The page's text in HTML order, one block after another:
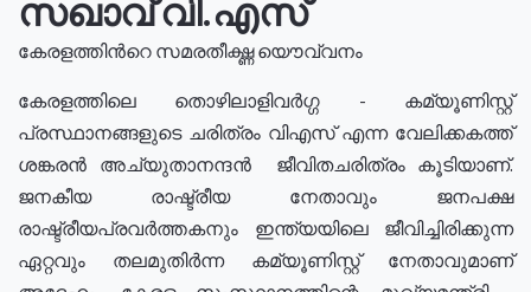
സഖാവ് വി.എസ്
കേരളത്തിൻറെ സമരതീക്ഷ്ണ യൌവ്വനം
കേരളത്തിലെ തൊഴിലാളിവർഗ്ഗ - കമ്യൂണിസ്റ്റ്
പ്രസ്ഥാനങ്ങളുടെ ചരിത്രം വിഎസ് എന്ന വേലിക്കകത്ത്
ശങ്കരൻ അച്യുതാനന്ദൻ ജീവിതചരിത്രം കൂടിയാണ്.
ജനകീയ രാഷ്ട്രീയ നേതാവും ജനപക്ഷ
രാഷ്ട്രീയപ്രവർത്തകനും ഇന്ത്യയിലെ ജീവിച്ചിരിക്കുന്ന
ഏറ്റവും തലമുതിർന്ന കമ്യൂണിസ്റ്റ് നേതാവുമാണ്